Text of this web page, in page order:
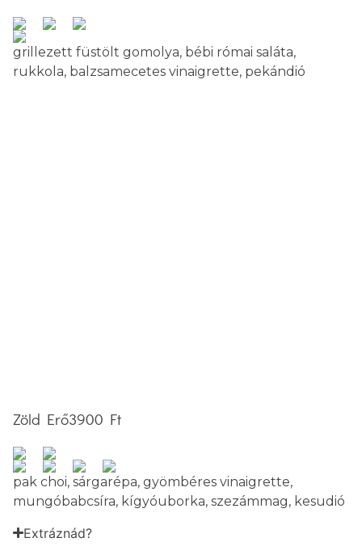
grillezett füstölt gomolya, bébi római saláta,
rukkola, balzsamecetes vinaigrette, pekándió
Zöld Erő3900 Ft
pak choi, sárgarépa, gyömbéres vinaigrette,
mungóbabcsíra, kígyóuborka, szezámmag, kesudió
Extráznád?